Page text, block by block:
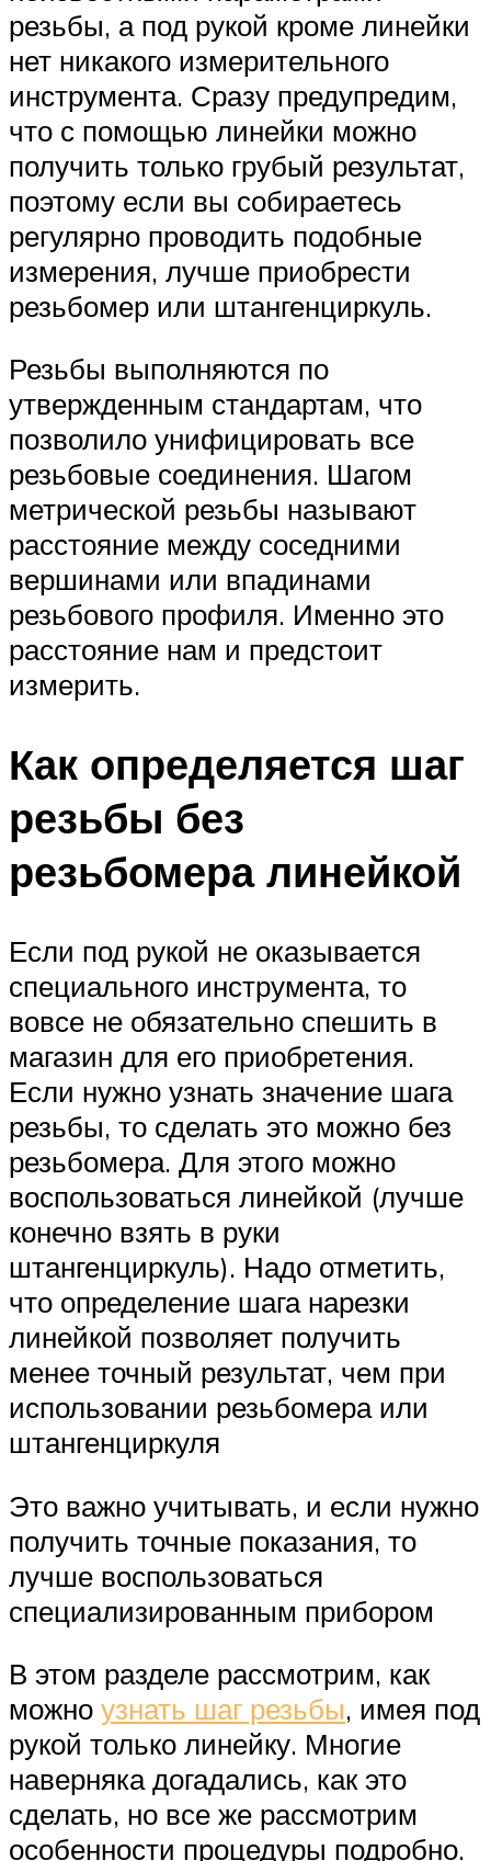
резьбы, а под рукой кроме линейки
нет никакого измерительного
инструмента. Сразу предупредим,
что с помощью линейки можно
получить только грубый результат,
поэтому если вы собираетесь
регулярно проводить подобные
измерения, лучше приобрести
резьбомер или штангенциркуль.
Резьбы выполняются по
утвержденным стандартам, что
позволило унифицировать все
резьбовые соединения. Шагом
метрической резьбы называют
расстояние между соседними
вершинами или впадинами
резьбового профиля. Именно это
расстояние нам и предстоит
измерить.
Как определяется шаг
резьбы без
резьбомера линейкой
Если под рукой не оказывается
специального инструмента, то
вовсе не обязательно спешить в
магазин для его приобретения.
Если нужно узнать значение шага
резьбы, то сделать это можно без
резьбомера. Для этого можно
воспользоваться линейкой (лучше
конечно взять в руки
штангенциркуль). Надо отметить,
что определение шага нарезки
линейкой позволяет получить
менее точный результат, чем при
использовании резьбомера или
штангенциркуля
Это важно учитывать, и если нужно
получить точные показания, то
лучше воспользоваться
специализированным прибором
В этом разделе рассмотрим, как
можно узнать шаг резьбы, имея под
рукой только линейку. Многие
наверняка догадались, как это
сделать, но все же рассмотрим
особенности процедуры подробно.